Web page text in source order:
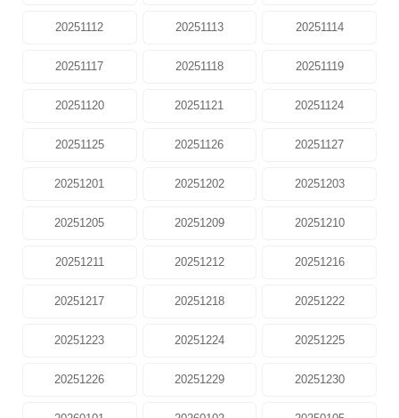
20251112 20251113 20251114
20251117 20251118 20251119
20251120 20251121 20251124
20251125 20251126 20251127
20251201 20251202 20251203
20251205 20251209 20251210
20251211 20251212 20251216
20251217 20251218 20251222
20251223 20251224 20251225
20251226 20251229 20251230